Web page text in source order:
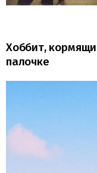
Хоббит,
палочке